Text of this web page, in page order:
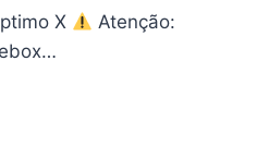
X
Atenção: